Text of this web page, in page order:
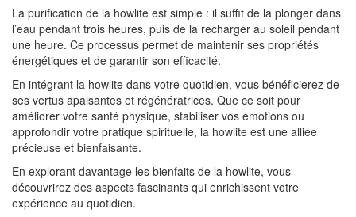
La purification de la howlite est simple : il suffit de la plonger dans
l’eau pendant trois heures, puis de la recharger au soleil pendant
une heure. Ce processus permet de maintenir ses propriétés
énergétiques et de garantir son efficacité.
En intégrant la howlite dans votre quotidien, vous bénéficierez de
ses vertus apaisantes et régénératrices. Que ce soit pour
améliorer votre santé physique, stabiliser vos émotions ou
approfondir votre pratique spirituelle, la howlite est une alliée
précieuse et bienfaisante.
En explorant davantage les bienfaits de la howlite, vous
découvrirez des aspects fascinants qui enrichissent votre
expérience au quotidien.